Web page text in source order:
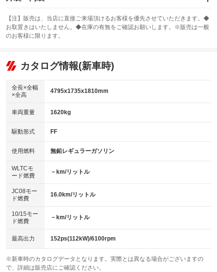
：装備あり
サンルーフ
：装備なし ABS
リフトアップ
：装備なし
：装備なし
パワーウィンドウ
アイドリングストップ
：装備あり
USB入力端子
：装備なし
100V電源
：装備なし
センターデフロック
：装備なし
電動格納ミラー
：装備あり
カーナビ：SDナビ
：装備あり
TV：フルセグ
：装備あり
ビジュアル：-／DVD再生
：装備あり
アルミホイール：18インチ
：装備あり
HID(キセノンライト)
バックカメラ
エアロ
：装備なし
ローダウン
：装備あり
ベンチシート
：装備なし
チップアップシート
：装備なし
電動格納サードシート
：装備なし シートヒーター
：装備なし
【注】販売は、当店に直接ご来場頂けるお客様を優先させていただきます。◆
お取置きはいたしません。◆在庫の有無をご確認お願いします。※販売は一般
のお客様に限ります。
カタログ情報(新車時)
全長×全幅
×全高
4795x1735x1810mm
車両重量 1620kg
駆動形式 FF
使用燃料 無鉛レギュラーガソリン
WLTCモ
ード燃費
－km/リットル
JC08モー
ド燃費
16.0km/リットル
10/15モー
ド燃費
－km/リットル
最高出力 152ps(112kW)/6100rpm
※新車時のカタログデータとなります。実際とは異なる場合がございますの
で、詳細は販売店にご確認ください。